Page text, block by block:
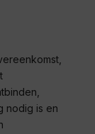
nodig is en